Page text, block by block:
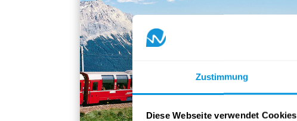
Zustimmung
Diese Webseite verwendet Cookies